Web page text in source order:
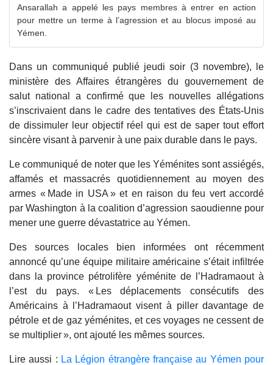
Ansarallah a appelé les pays membres à entrer en action
pour mettre un terme à l’agression et au blocus imposé au
Yémen.
Dans un communiqué publié jeudi soir (3 novembre), le
ministère des Affaires étrangères du gouvernement de
salut national a confirmé que les nouvelles allégations
s’inscrivaient dans le cadre des tentatives des États-Unis
de dissimuler leur objectif réel qui est de saper tout effort
sincère visant à parvenir à une paix durable dans le pays.
Le communiqué de noter que les Yéménites sont assiégés,
affamés et massacrés quotidiennement au moyen des
armes « Made in USA » et en raison du feu vert accordé
par Washington à la coalition d’agression saoudienne pour
mener une guerre dévastatrice au Yémen.
Des sources locales bien informées ont récemment
annoncé qu’une équipe militaire américaine s’était infiltrée
dans la province pétrolifère yéménite de l’Hadramaout à
l’est du pays. « Les déplacements consécutifs des
Américains à l’Hadramaout visent à piller davantage de
pétrole et de gaz yéménites, et ces voyages ne cessent de
se multiplier », ont ajouté les mêmes sources.
Lire aussi : La Légion étrangère française au Yémen pour